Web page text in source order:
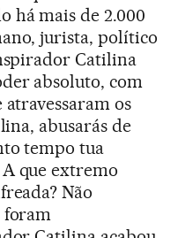
há mais de 2.000
jurista, político
Catilina
absoluto, com
atravessaram os
abusarás de
tempo tua
que extremo
Não
foram